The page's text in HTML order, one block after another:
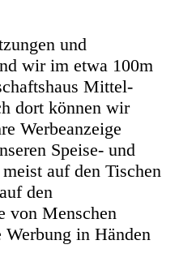
und
wir im etwa 100m
Mittel-
dort können wir
Werbeanzeige
Speise- und
auf den Tischen
den
von Menschen
in Händen